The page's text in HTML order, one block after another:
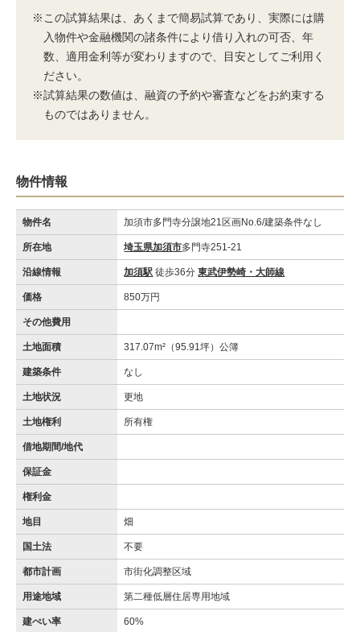
※この試算結果は、あくまで簡易試算であり、実際には購
入物件や金融機関の諸条件により借り入れの可否、年
数、適用金利等が変わりますので、目安としてご利用く
ださい。
※試算結果の数値は、融資の予約や審査などをお約束する
ものではありません。
物件情報
物件名 加須市多門寺分譲地21区画No.6/建築条件なし
所在地 埼玉県加須市多門寺251-21
沿線情報 加須駅 徒歩36分東武伊勢崎・大師線
価格 850万円
その他費用
土地面積 317.07m²（95.91坪）公簿
建築条件 なし
土地状況 更地
土地権利 所有権
借地期間/地代
保証金
権利金
地目 畑
国土法 不要
都市計画 市街化調整区域
用途地域 第二種低層住居専用地域
建ぺい率 60%